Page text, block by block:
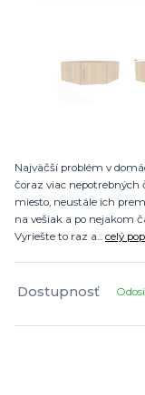
Najväčší problém v
čoraz viac nepotrebných
miesto, neustále ich
na vešiak a po nejakom
Vyriešte to raz a... celý
Dostupnosť